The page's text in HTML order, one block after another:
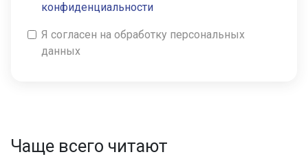
конфиденциальности
Я согласен на обработку персональных
данных
Чаще всего читают